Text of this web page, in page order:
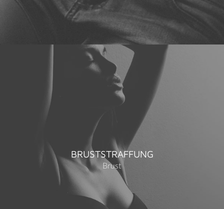
BRUSTSTRAFFUNG
Brust